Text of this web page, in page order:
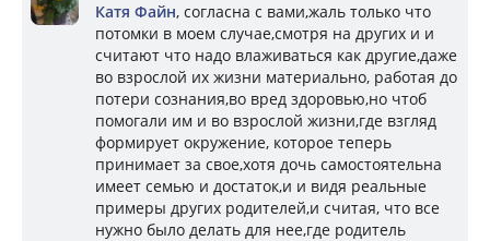
Катя Файн, согласна с вами,жаль только что
потомки в моем случае,смотря на других и и
считают что надо влаживаться как другие,даже
во взрослой их жизни материально, работая до
потери сознания,во вред здоровью,но чтоб
помогали им и во взрослой жизни,где взгляд
формирует окружение, которое теперь
принимает за свое,хотя дочь самостоятельна
имеет семью и достаток,и и видя реальные
примеры других родителей,и считая, что все
нужно было делать для нее,где родитель